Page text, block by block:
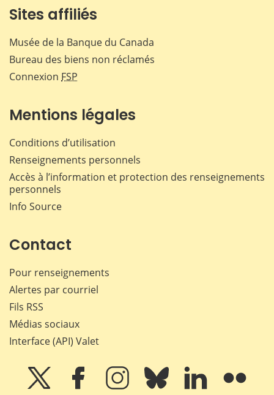
Sites affiliés
Musée de la Banque du Canada
Bureau des biens non réclamés
Connexion FSP
Mentions légales
Conditions d’utilisation
Renseignements personnels
Accès à l’information et protection des renseignements
personnels
Info Source
Contact
Pour renseignements
Alertes par courriel
Fils RSS
Médias sociaux
Interface (API) Valet